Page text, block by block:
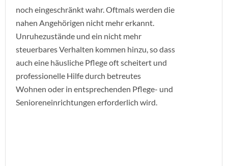
noch eingeschränkt wahr. Oftmals werden die
nahen Angehörigen nicht mehr erkannt.
Unruhezustände und ein nicht mehr
steuerbares Verhalten kommen hinzu, so dass
auch eine häusliche Pflege oft scheitert und
professionelle Hilfe durch betreutes
Wohnen oder in entsprechenden Pflege- und
Senioreneinrichtungen erforderlich wird.